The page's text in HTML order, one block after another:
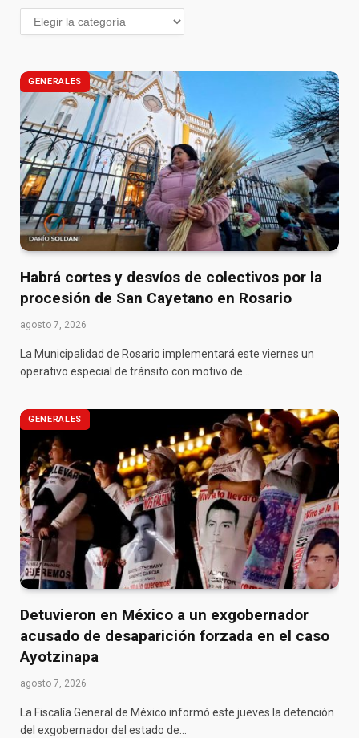
GENERALES
Habrá cortes y desvíos de colectivos por la
procesión de San Cayetano en Rosario
agosto 7, 2026
La Municipalidad de Rosario implementará este viernes un
operativo especial de tránsito con motivo de…
GENERALES
Detuvieron en México a un exgobernador
acusado de desaparición forzada en el caso
Ayotzinapa
agosto 7, 2026
La Fiscalía General de México informó este jueves la detención
del exgobernador del estado de…